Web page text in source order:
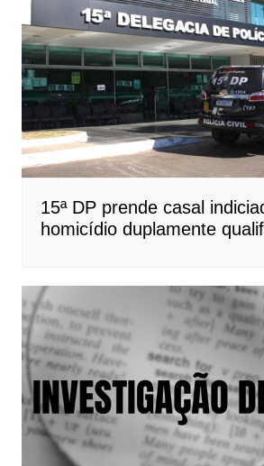
15ª DP prende casal
homicídio duplamente